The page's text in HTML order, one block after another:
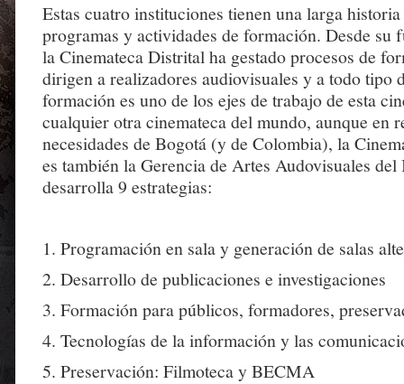
Estas cuatro instituciones tienen una larga
programas y actividades de formación. Desde su
la Cinemateca Distrital ha gestado procesos de
dirigen a realizadores audiovisuales y a todo tipo
formación es uno de los ejes de trabajo de esta
cualquier otra cinemateca del mundo, aunque en
necesidades de Bogotá (y de Colombia), la
es también la Gerencia de Artes Audovisuales
desarrolla 9 estrategias:
1. Programación en sala y generación de salas
2. Desarrollo de publicaciones e investigaciones
3. Formación para públicos, formadores,
4. Tecnologías de la información y las
5. Preservación: Filmoteca y BECMA